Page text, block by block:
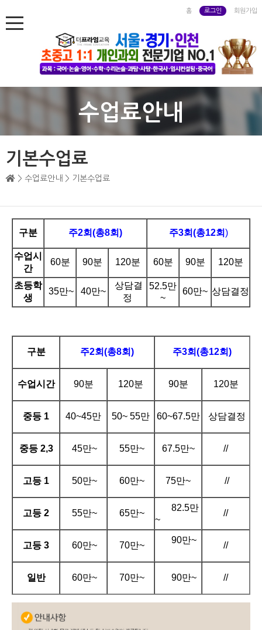
홈 로그인 회원가입
수업료안내
기본수업료
> 수업료안내 > 기본수업료
구분 주2회(총8회) 주3회(총12회)
수업시
간
60분 90분 120분 60분 90분 120분
초등학
생
35만~ 40만~
상담결
정
52.5만
~
60만~ 상담결정
구분 주2회(총8회) 주3회(총12회)
수업시간 90분 120분 90분 120분
중등 1 40~45만 50~ 55만 60~67.5만 상담결정
중등 2,3 45만~ 55만~ 67.5만~ //
고등 1 50만~ 60만~ 75만~ //
고등 2 55만~ 65만~
82.5만
~
//
고등 3 60만~ 70만~
90만~
//
일반 60만~ 70만~ 90만~ //